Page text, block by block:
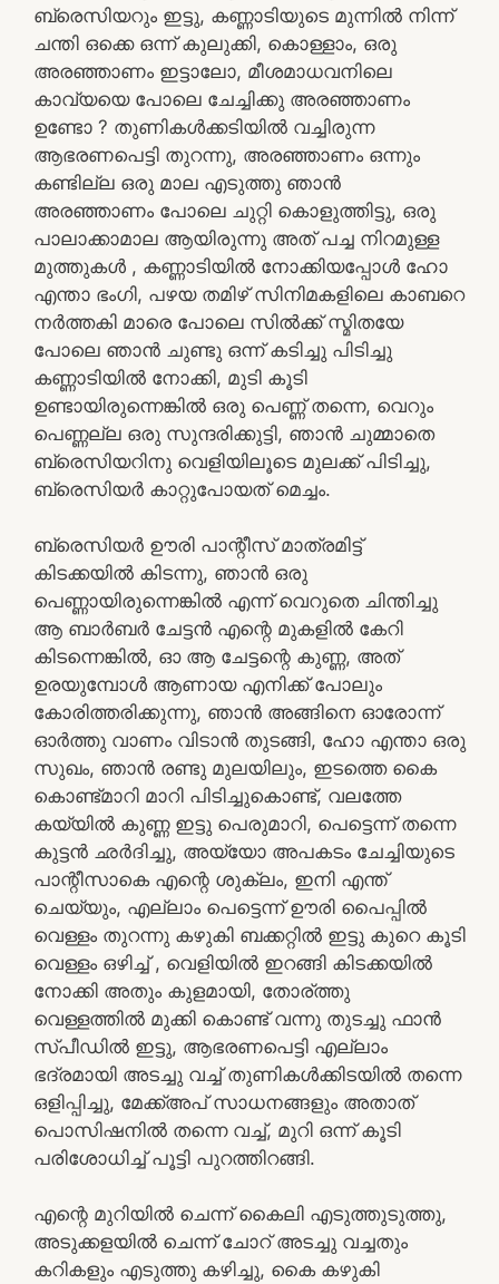
ബ്രെസിയറും ഇട്ടു, കണ്ണാടിയുടെ മുന്നിൽ നിന്ന്
ചന്തി ഒക്കെ ഒന്ന് കുലുക്കി, കൊള്ളാം, ഒരു
അരഞ്ഞാണം ഇട്ടാലോ, മീശമാധവനിലെ
കാവ്യയെ പോലെ ചേച്ചിക്കു അരഞ്ഞാണം
ഉണ്ടോ ? തുണികൾക്കടിയിൽ വച്ചിരുന്ന
ആഭരണപെട്ടി തുറന്നു, അരഞ്ഞാണം ഒന്നും
കണ്ടില്ല ഒരു മാല എടുത്തു ഞാൻ
അരഞ്ഞാണം പോലെ ചുറ്റി കൊളുത്തിട്ടു, ഒരു
പാലാക്കാമാല ആയിരുന്നു അത് പച്ച നിറമുള്ള
മുത്തുകൾ , കണ്ണാടിയിൽ നോക്കിയപ്പോൾ ഹോ
എന്താ ഭംഗി, പഴയ തമിഴ് സിനിമകളിലെ കാബറെ
നർത്തകി മാരെ പോലെ സിൽക്ക് സ്മിതയേ
പോലെ ഞാൻ ചുണ്ടു ഒന്ന് കടിച്ചു പിടിച്ചു
കണ്ണാടിയിൽ നോക്കി, മുടി കൂടി
ഉണ്ടായിരുന്നെങ്കിൽ ഒരു പെണ്ണ് തന്നെ, വെറും
പെണ്ണല്ല ഒരു സുന്ദരിക്കുട്ടി, ഞാൻ ചുമ്മാതെ
ബ്രെസിയറിനു വെളിയിലൂടെ മുലക്ക് പിടിച്ചു,
ബ്രെസിയർ കാറ്റുപോയത് മെച്ചം.
ബ്രെസിയർ ഊരി പാന്റീസ് മാത്രമിട്ട്
കിടക്കയിൽ കിടന്നു, ഞാൻ ഒരു
പെണ്ണായിരുന്നെങ്കിൽ എന്ന് വെറുതെ ചിന്തിച്ചു
ആ ബാർബർ ചേട്ടൻ എന്റെ മുകളിൽ കേറി
കിടന്നെങ്കിൽ, ഓ ആ ചേട്ടന്റെ കുണ്ണ, അത്
ഉരയുമ്പോൾ ആണായ എനിക്ക് പോലും
കോരിത്തരിക്കുന്നു, ഞാൻ അങ്ങിനെ ഓരോന്ന്
ഓർത്തു വാണം വിടാൻ തുടങ്ങി, ഹോ എന്താ ഒരു
സുഖം, ഞാൻ രണ്ടു മുലയിലും, ഇടത്തെ കൈ
കൊണ്ട്മാറി മാറി പിടിച്ചുകൊണ്ട്, വലത്തേ
കയ്യിൽ കുണ്ണ ഇട്ടു പെരുമാറി, പെട്ടെന്ന് തന്നെ
കുട്ടൻ ഛർദിച്ചു, അയ്യോ അപകടം ചേച്ചിയുടെ
പാന്റീസാകെ എന്റെ ശുക്ലം, ഇനി എന്ത്
ചെയ്യും, എല്ലാം പെട്ടെന്ന് ഊരി പൈപ്പിൽ
വെള്ളം തുറന്നു കഴുകി ബക്കറ്റിൽ ഇട്ടു കുറെ കൂടി
വെള്ളം ഒഴിച്ച് , വെളിയിൽ ഇറങ്ങി കിടക്കയിൽ
നോക്കി അതും കുളമായി, തോര്ത്തു
വെള്ളത്തിൽ മുക്കി കൊണ്ട് വന്നു തുടച്ചു ഫാൻ
സ്പീഡിൽ ഇട്ടു, ആഭരണപെട്ടി എല്ലാം
ഭദ്രമായി അടച്ചു വച്ച് തുണികൾക്കിടയിൽ തന്നെ
ഒളിപ്പിച്ചു, മേക്ക്അപ് സാധനങ്ങളും അതാത്
പൊസിഷനിൽ തന്നെ വച്ച്, മുറി ഒന്ന് കൂടി
പരിശോധിച്ച് പൂട്ടി പുറത്തിറങ്ങി.
എന്റെ മുറിയിൽ ചെന്ന് കൈലി എടുത്തുടുത്തു,
അടുക്കളയിൽ ചെന്ന് ചോറ് അടച്ചു വച്ചതും
കറികളും എടുത്തു കഴിച്ചു, കൈ കഴുകി